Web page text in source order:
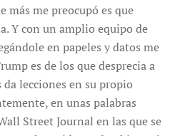
me preocupó es que
Y con un amplio equipo de
en papeles y datos me
es de los que desprecia a
lecciones en su propio
en unas palabras
Street Journal en las que se